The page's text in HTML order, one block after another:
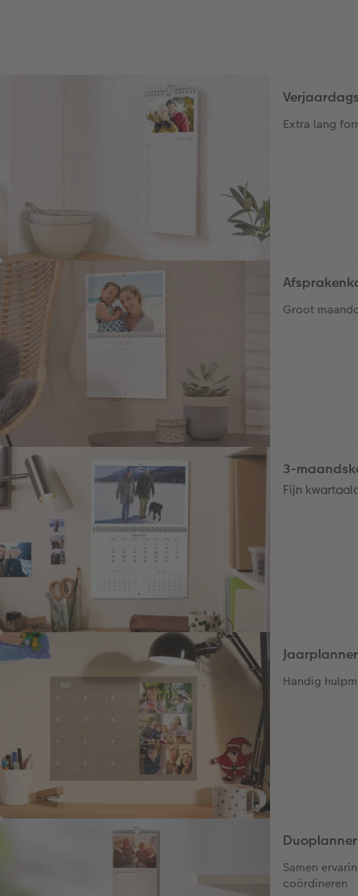
Extra lang
Groot
3-
Fijn
Jaarplanner
Handig
Duoplanner
Samen
coördineren